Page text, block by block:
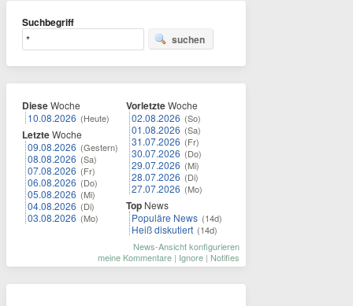
Suchbegriff
suchen
DieseWoche
10.08.2026 (Heute)
LetzteWoche
09.08.2026 (Gestern)
08.08.2026 (Sa)
07.08.2026 (Fr)
06.08.2026 (Do)
05.08.2026 (Mi)
04.08.2026 (Di)
03.08.2026 (Mo)
VorletzteWoche
02.08.2026 (So)
01.08.2026 (Sa)
31.07.2026 (Fr)
30.07.2026 (Do)
29.07.2026 (Mi)
28.07.2026 (Di)
27.07.2026 (Mo)
Top News
Populäre News (14d)
Heiß diskutiert (14d)
News-Ansicht konfigurieren
meine Kommentare | Ignore | Notifies